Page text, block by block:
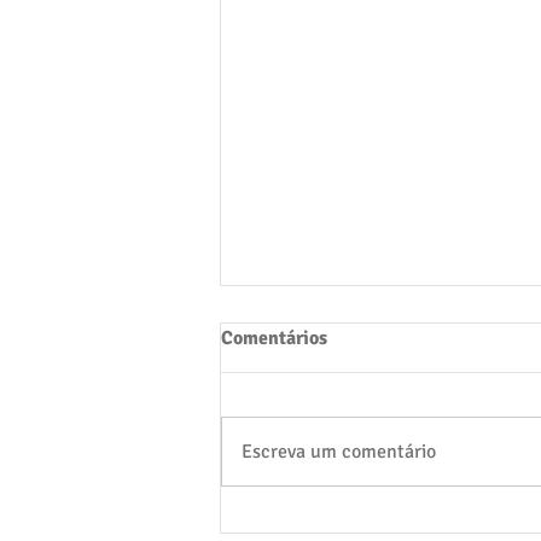
Comentários
Escreva um comentário